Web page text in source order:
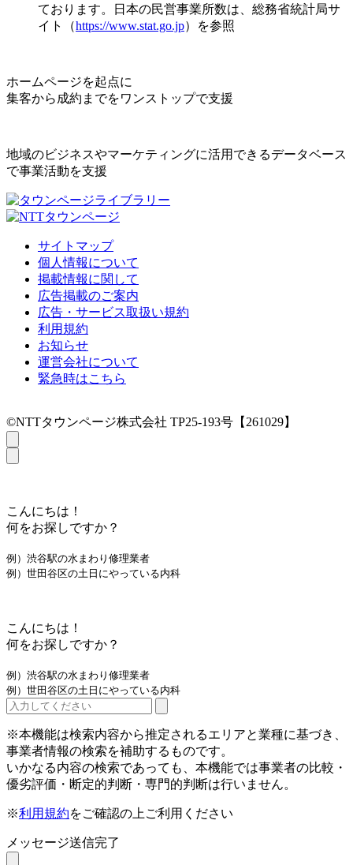
ております。日本の民営事業所数は、総務省統計局サ
イト（https://www.stat.go.jp）を参照
ホームページを起点に
集客から成約までをワンストップで支援
地域のビジネスやマーケティングに活用できるデータベース
で事業活動を支援
サイトマップ
個人情報について
掲載情報に関して
広告掲載のご案内
広告・サービス取扱い規約
利用規約
お知らせ
運営会社について
緊急時はこちら
©NTTタウンページ株式会社 TP25-193号【261029】
こんにちは！
何をお探しですか？
例）渋谷駅の水まわり修理業者
例）世田谷区の土日にやっている内科
こんにちは！
何をお探しですか？
例）渋谷駅の水まわり修理業者
例）世田谷区の土日にやっている内科
※本機能は検索内容から推定されるエリアと業種に基づき、
事業者情報の検索を補助するものです。
いかなる内容の検索であっても、本機能では事業者の比較・
優劣評価・断定的判断・専門的判断は行いません。
※利用規約をご確認の上ご利用ください
メッセージ送信完了